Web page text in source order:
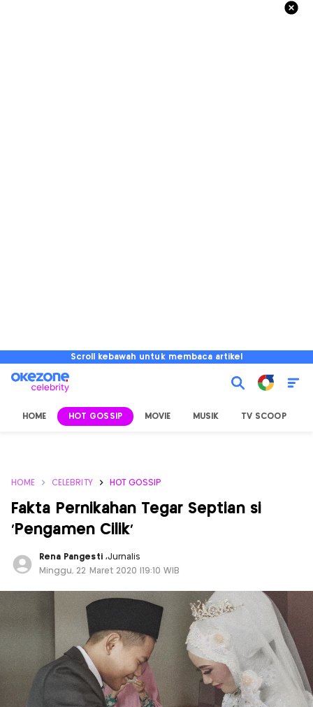
Scroll kebawah untuk membaca artikel
HOME HOT GOSSIP MOVIE MUSIK TV SCOOP
HOME CELEBRITY HOT GOSSIP
Fakta Pernikahan Tegar Septian si
'Pengamen Cilik'
Rena Pangesti ,Jurnalis
Minggu, 22 Maret 2020 |19:10 WIB